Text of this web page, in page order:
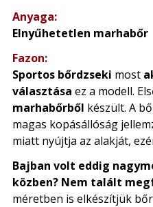
Anyaga:
Elnyűhetetlen marhabőr
Fazon:
Sportos bőrdzseki most
választása ez a modell.
marhabőrből készült. A
magas kopásállóság
miatt nyújtja az alakját,
Bajban volt eddig
közben? Nem talált
méretben is elkészítjük